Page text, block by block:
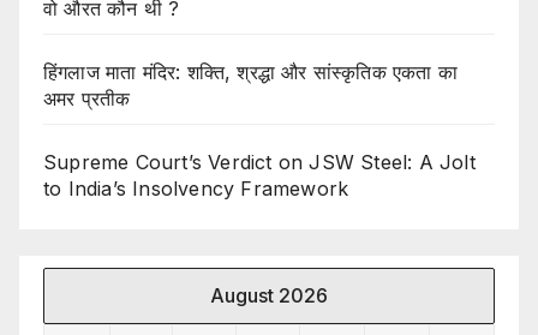
वो औरत कौन थी ?
हिंगलाज माता मंदिर: शक्ति, श्रद्धा और सांस्कृतिक एकता का
अमर प्रतीक
Supreme Court’s Verdict on JSW Steel: A Jolt
to India’s Insolvency Framework
August 2026